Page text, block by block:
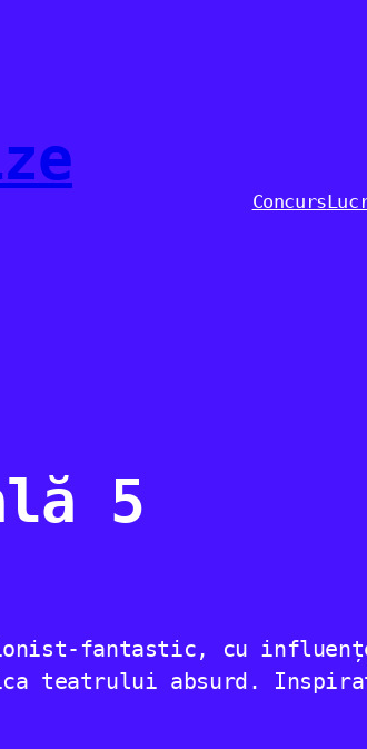
Concurs
5
fantastic, cu influențe
teatrului absurd.